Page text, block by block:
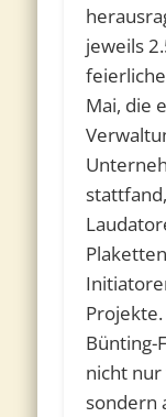
jeweils
Mai, die
Bünting-
nicht
sondern